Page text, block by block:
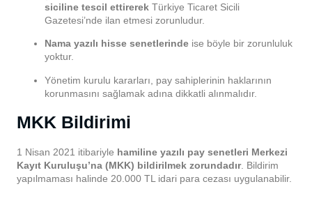
siciline tescil ettirerek Türkiye Ticaret Sicili
Gazetesi’nde ilan etmesi zorunludur.
Nama yazılı hisse senetlerinde ise böyle bir zorunluluk
yoktur.
Yönetim kurulu kararları, pay sahiplerinin haklarının
korunmasını sağlamak adına dikkatli alınmalıdır.
MKK Bildirimi
1 Nisan 2021 itibariyle hamiline yazılı pay senetleri Merkezi
Kayıt Kuruluşu’na (MKK) bildirilmek zorundadır. Bildirim
yapılmaması halinde 20.000 TL idari para cezası uygulanabilir.